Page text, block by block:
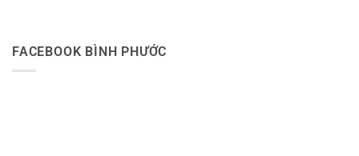
FACEBOOK BÌNH PHƯỚC